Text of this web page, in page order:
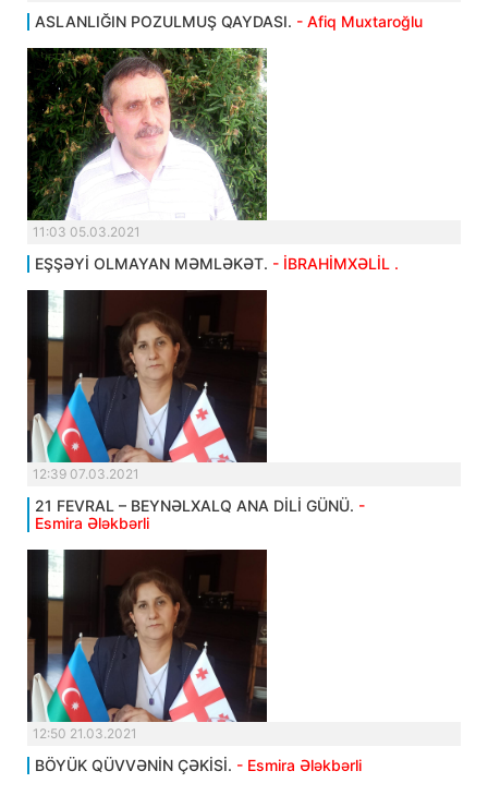
ASLANLIĞIN POZULMUŞ QAYDASI. - Afiq Muxtaroğlu
11:03 05.03.2021
EŞŞƏYİ OLMAYAN MƏMLƏKƏT. - İBRAHİMXƏLİL .
12:39 07.03.2021
21 FEVRAL – BEYNƏLXALQ ANA DİLİ GÜNÜ. -
Esmira Ələkbərli
12:50 21.03.2021
BÖYÜK QÜVVƏNİN ÇƏKİSİ. - Esmira Ələkbərli